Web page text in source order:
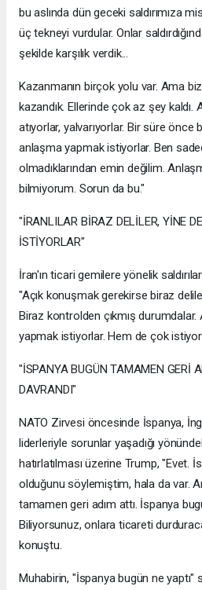
bu aslında dün geceki saldırımıza
üç tekneyi vurdular. Onlar
şekilde karşılık verdik...
Kazanmanın birçok yolu var. Ama
kazandık. Ellerinde çok az şey
atıyorlar, yalvarıyorlar. Bir süre önce
anlaşma yapmak istiyorlar. Ben
olmadıklarından emin değilim.
bilmiyorum. Sorun da bu."
"İRANLILAR BİRAZ DELİLER, YİNE
İSTİYORLAR"
İran'ın ticari gemilere yönelik
"Açık konuşmak gerekirse biraz
Biraz kontrolden çıkmış
yapmak istiyorlar. Hem de çok
"İSPANYA BUGÜN TAMAMEN GERİ
DAVRANDI"
NATO Zirvesi öncesinde İspanya,
liderleriyle sorunlar yaşadığı
hatırlatılması üzerine Trump, "Evet.
olduğunu söylemiştim, hala da var.
tamamen geri adım attı. İspanya
Biliyorsunuz, onlara ticareti
konuştu.
Muhabirin, "İspanya bugün ne yaptı"